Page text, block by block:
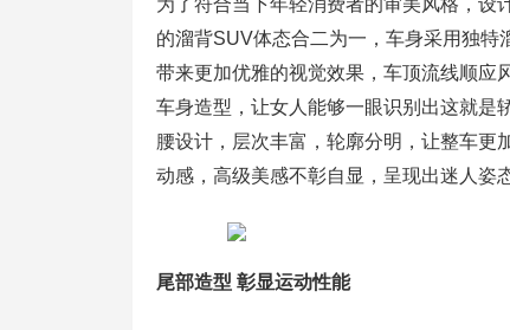
为了符合当下年轻消费者的审美风格，设
的溜背SUV体态合二为一，车身采用独
带来更加优雅的视觉效果，车顶流线顺应
车身造型，让女人能够一眼识别出这就是
腰设计，层次丰富，轮廓分明，让整车更
动感，高级美感不彰自显，呈现出迷人姿
尾部造型 彰显运动性能